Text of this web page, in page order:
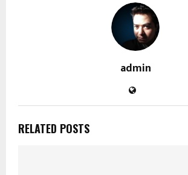
admin
RELATED POSTS